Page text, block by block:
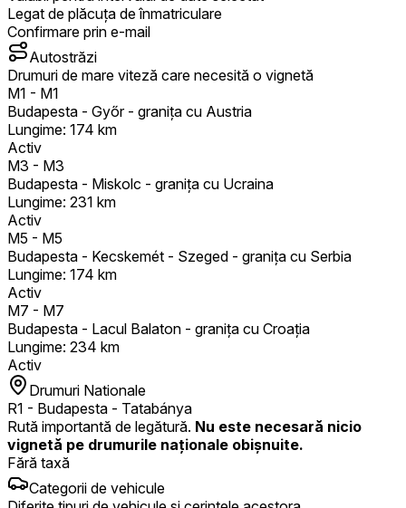
Legat de plăcuța de înmatriculare
Confirmare prin e-mail
Autostrăzi
Drumuri de mare viteză care necesită o vignetă
M1 - M1
Budapesta - Győr - granița cu Austria
Lungime: 174 km
Activ
M3 - M3
Budapesta - Miskolc - granița cu Ucraina
Lungime: 231 km
Activ
M5 - M5
Budapesta - Kecskemét - Szeged - granița cu Serbia
Lungime: 174 km
Activ
M7 - M7
Budapesta - Lacul Balaton - granița cu Croația
Lungime: 234 km
Activ
Drumuri Nationale
R1 - Budapesta - Tatabánya
Rută importantă de legătură. Nu este necesară nicio
vignetă pe drumurile naționale obișnuite.
Fără taxă
Categorii de vehicule